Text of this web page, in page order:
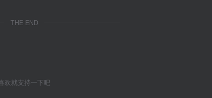
THE END
欢就支持一下吧